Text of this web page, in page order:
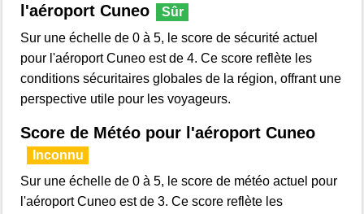
l'aéroport Cuneo
Sûr
Sur une échelle de 0 à 5, le score de sécurité actuel
pour l'aéroport Cuneo est de 4. Ce score reflète les
conditions sécuritaires globales de la région, offrant une
perspective utile pour les voyageurs.
Score de Météo pour l'aéroport Cuneo
Inconnu
Sur une échelle de 0 à 5, le score de météo actuel pour
l'aéroport Cuneo est de 3. Ce score reflète les